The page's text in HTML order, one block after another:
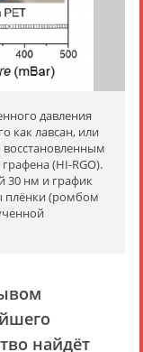
давления
как лавсан, или
восстановленным
(HI-RGO).
30 нм и график
плёнки (ромбом
найдёт